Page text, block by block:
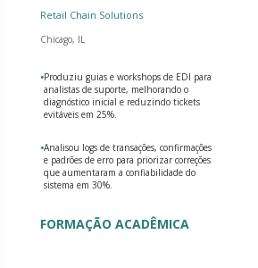
Retail Chain Solutions
Chicago, IL
•Produziu guias e workshops de EDI para
analistas de suporte, melhorando o
diagnóstico inicial e reduzindo tickets
evitáveis em 25%.
•Analisou logs de transações, confirmações
e padrões de erro para priorizar correções
que aumentaram a confiabilidade do
sistema em 30%.
FORMAÇÃO ACADÊMICA